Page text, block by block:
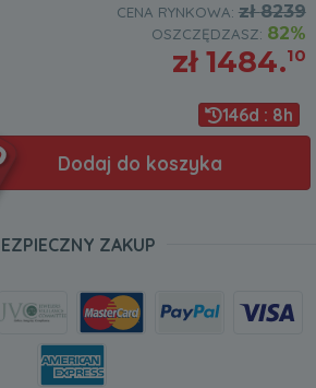
CENA RYNKOWA: zł8239
OSZCZĘDZASZ: 82%
zł 1484.10
146d : 8h
Dodaj do koszyka
ZAKUP